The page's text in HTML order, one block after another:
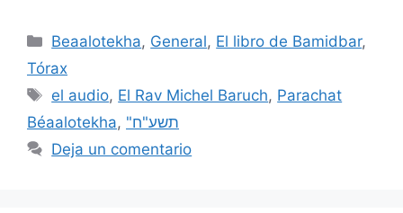
Beaalotekha, General, El libro de Bamidbar,
Tórax
el audio, El Rav Michel Baruch, Parachat
Béaalotekha,
"תשע"ח
Deja un comentario